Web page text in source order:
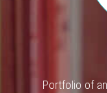
Portfolio of